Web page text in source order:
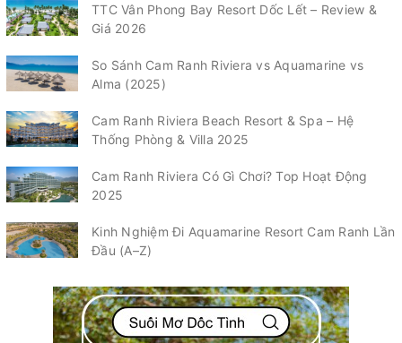
TTC Vân Phong Bay Resort Dốc Lết – Review &
Giá 2026
So Sánh Cam Ranh Riviera vs Aquamarine vs
Alma (2025)
Cam Ranh Riviera Beach Resort & Spa – Hệ
Thống Phòng & Villa 2025
Cam Ranh Riviera Có Gì Chơi? Top Hoạt Động
2025
Kinh Nghiệm Đi Aquamarine Resort Cam Ranh Lần
Đầu (A–Z)